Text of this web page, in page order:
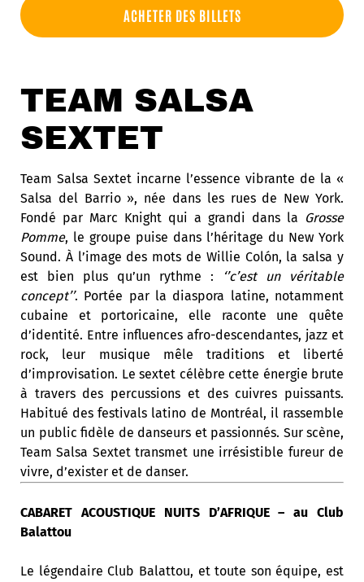
ACHETER DES BILLETS
TEAM SALSA
SEXTET
Team Salsa Sextet incarne l’essence vibrante de la «
Salsa del Barrio », née dans les rues de New York.
Fondé par Marc Knight qui a grandi dans la Grosse
Pomme, le groupe puise dans l’héritage du New York
Sound. À l’image des mots de Willie Colón, la salsa y
est bien plus qu’un rythme :
‘’c’est un véritable
concept’’. Portée par la diaspora latine, notamment
cubaine et portoricaine, elle raconte une quête
d’identité. Entre influences afro-descendantes, jazz et
rock, leur musique mêle traditions et liberté
d’improvisation. Le sextet célèbre cette énergie brute
à travers des percussions et des cuivres puissants.
Habitué des festivals latino de Montréal, il rassemble
un public fidèle de danseurs et passionnés. Sur scène,
Team Salsa Sextet transmet une irrésistible fureur de
vivre, d’exister et de danser.
CABARET ACOUSTIQUE NUITS D’AFRIQUE – au Club
Balattou
Le légendaire Club Balattou, et toute son équipe, est